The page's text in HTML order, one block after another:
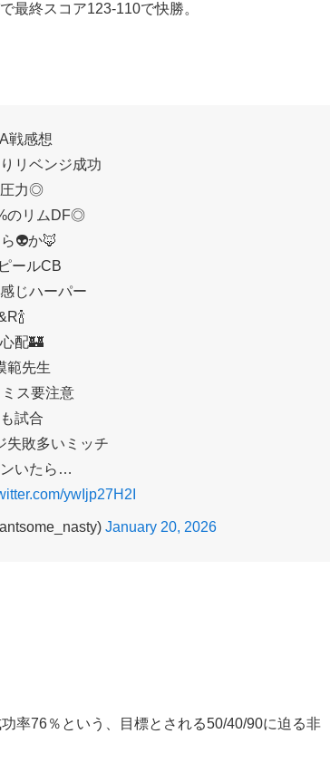
最終スコア123-110で快勝。
戦感想
リベンジ成功
圧力◎
のリムDF◎
👽か🦊
ールCB
じハーパー
配🏰
範先生
ミス要注意
試合
失敗多いミッチ
ンいたら…
ywIjp27H2I
January 20, 2026
率76％という、目標とされる50/40/90に迫る非